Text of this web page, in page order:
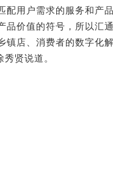
配用户需求的服务和产
品价值的符号，所以汇
镇店、消费者的数字化
贤说道。